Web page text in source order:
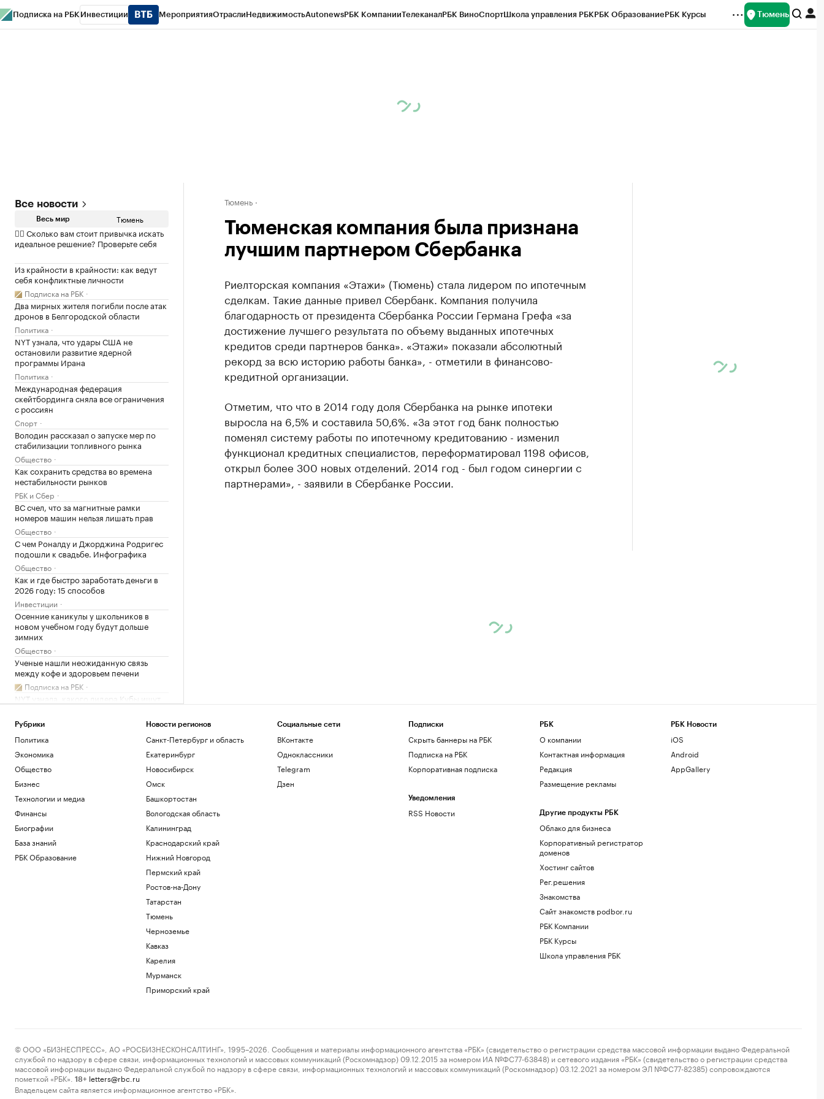
Подписка на РБК Инвестиции МероприятияОтраслиНедвижимостьAutonewsРБК КомпанииТелеканалРБК ВиноСпортШкола управления РБКРБК ОбразованиеРБК Курсы Тюмень
Все новости
Весь мир Тюмень
✍🏻 Сколько вам стоит привычка искать
идеальное решение? Проверьте себя
Из крайности в крайности: как ведут
себя конфликтные личности
Подписка на РБК
Два мирных жителя погибли после атак
дронов в Белгородской области
Политика
NYT узнала, что удары США не
остановили развитие ядерной
программы Ирана
Политика
Международная федерация
скейтбординга сняла все ограничения
с россиян
Спорт
Володин рассказал о запуске мер по
стабилизации топливного рынка
Общество
Как сохранить средства во времена
нестабильности рынков
РБК и Сбер
ВС счел, что за магнитные рамки
номеров машин нельзя лишать прав
Общество
С чем Роналду и Джорджина Родригес
подошли к свадьбе. Инфографика
Общество
Как и где быстро заработать деньги в
2026 году: 15 способов
Инвестиции
Осенние каникулы у школьников в
новом учебном году будут дольше
зимних
Общество
Ученые нашли неожиданную связь
между кофе и здоровьем печени
Подписка на РБК
NYT узнала, какого лидера Кубы ищут
Политика
Как облигационный долг помог решить
задачи реального бизнеса. Кейсы
РБК и МСП Банк
Глава Адыгеи рассказал о последствиях
атаки БПЛА
Политика
Генеалогический бум: почему люди
массово увлеклись семейной историей
Подписка на РБК
Почему инвесторы выбирают офисы в
оживленных районах Москвы
Трамп отпросился с заседания Госдепа
пораньше, чтобы «вести войну». Видео
Портфель состоятельного инвестора в
Тюмень
Тюменская компания была признана
лучшим партнером Сбербанка
Риелторская компания «Этажи» (Тюмень) стала лидером по ипотечным
сделкам. Такие данные привел Сбербанк. Компания получила
благодарность от президента Сбербанка России Германа Грефа «за
достижение лучшего результата по объему выданных ипотечных
кредитов среди партнеров банка». «Этажи» показали абсолютный
рекорд за всю историю работы банка», - отметили в финансово-
кредитной организации.
Отметим, что что в 2014 году доля Сбербанка на рынке ипотеки
выросла на 6,5% и составила 50,6%. «За этот год банк полностью
поменял систему работы по ипотечному кредитованию - изменил
функционал кредитных специалистов, переформатировал 1198 офисов,
открыл более 300 новых отделений. 2014 год - был годом синергии с
партнерами», - заявили в Сбербанке России.
Рубрики
Политика
Экономика
Общество
Бизнес
Технологии и медиа
Финансы
Биографии
База знаний
РБК Образование
Новости регионов
Санкт-Петербург и область
Екатеринбург
Новосибирск
Омск
Башкортостан
Вологодская область
Калининград
Краснодарский край
Нижний Новгород
Пермский край
Ростов-на-Дону
Татарстан
Тюмень
Черноземье
Кавказ
Карелия
Мурманск
Приморский край
Социальные сети
ВКонтакте
Одноклассники
Telegram
Дзен
Подписки
Скрыть баннеры на РБК
Подписка на РБК
Корпоративная подписка
Уведомления
RSS Новости
РБК
О компании
Контактная информация
Редакция
Размещение рекламы
Другие продукты РБК
Облако для бизнеса
Корпоративный регистратор
доменов
Хостинг сайтов
Рег.решения
Знакомства
Сайт знакомств podbor.ru
РБК Компании
РБК Курсы
Школа управления РБК
РБК Новости
iOS
Android
AppGallery
© ООО «БИЗНЕСПРЕСС», АО «РОСБИЗНЕСКОНСАЛТИНГ», 1995–2026. Сообщения и материалы информационного агентства «РБК» (свидетельство о регистрации средства массовой информации выдано Федеральной
службой по надзору в сфере связи, информационных технологий и массовых коммуникаций (Роскомнадзор) 09.12.2015 за номером ИА №ФС77-63848) и сетевого издания «РБК» (свидетельство о регистрации средства
массовой информации выдано Федеральной службой по надзору в сфере связи, информационных технологий и массовых коммуникаций (Роскомнадзор) 03.12.2021 за номером ЭЛ №ФС77-82385) сопровождаются
пометкой «РБК».
18+ letters@rbc.ru
Владельцем сайта является информационное агентство «РБК».